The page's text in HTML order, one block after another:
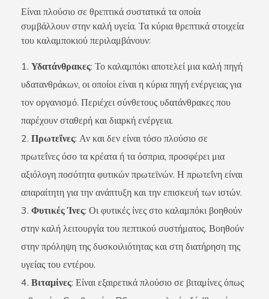
Είναι πλούσιο σε θρεπτικά συστατικά τα οποία
συμβάλλουν στην καλή υγεία. Τα κύρια θρεπτικά στοιχεία
του καλαμποκιού περιλαμβάνουν:
Υδατάνθρακες: Το καλαμπόκι αποτελεί μια καλή πηγή
υδατανθράκων, οι οποίοι είναι η κύρια πηγή ενέργειας για
τον οργανισμό. Περιέχει σύνθετους υδατάνθρακες που
παρέχουν σταθερή και διαρκή ενέργεια.
Πρωτεΐνες: Αν και δεν είναι τόσο πλούσιο σε
πρωτεΐνες όσο τα κρέατα ή τα όσπρια, προσφέρει μια
αξιόλογη ποσότητα φυτικών πρωτεϊνών. Η πρωτεΐνη είναι
απαραίτητη για την ανάπτυξη και την επισκευή των ιστών.
Φυτικές Ίνες: Οι φυτικές ίνες στο καλαμπόκι βοηθούν
στην καλή λειτουργία του πεπτικού συστήματος. Βοηθούν
στην πρόληψη της δυσκοιλιότητας και στη διατήρηση της
υγείας του εντέρου.
Βιταμίνες: Είναι εξαιρετικά πλούσιο σε βιταμίνες όπως